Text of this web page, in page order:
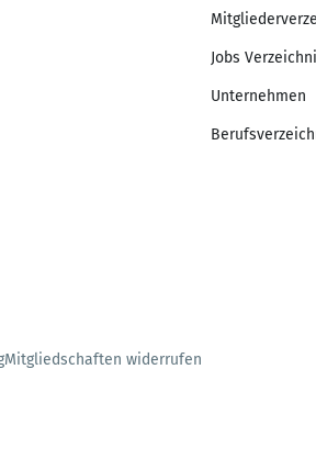
Jobs
Unternehmen
Mitgliedschaften widerrufen